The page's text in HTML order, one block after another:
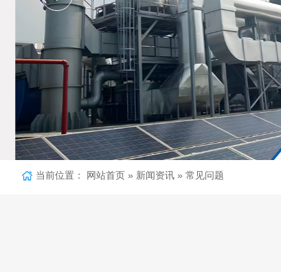
当前位置： 网站首页 » 新闻资讯 » 常见问题